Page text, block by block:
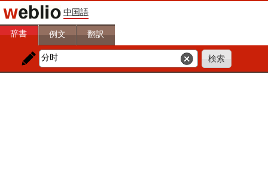
中国語
辞書 例文 翻訳